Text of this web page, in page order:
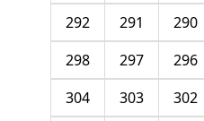
290
291
292
296
297
298
302
303
304